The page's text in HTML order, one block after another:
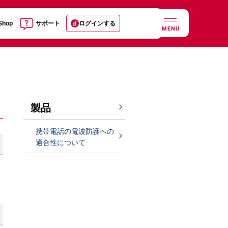
サポート ログインする
MENU
製品
携帯電話の電波防護への
適合性について